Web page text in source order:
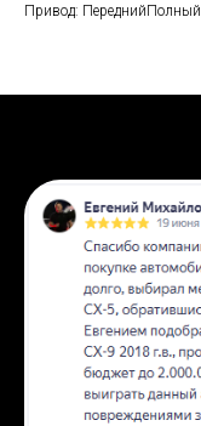
Привод: ПереднийПолный